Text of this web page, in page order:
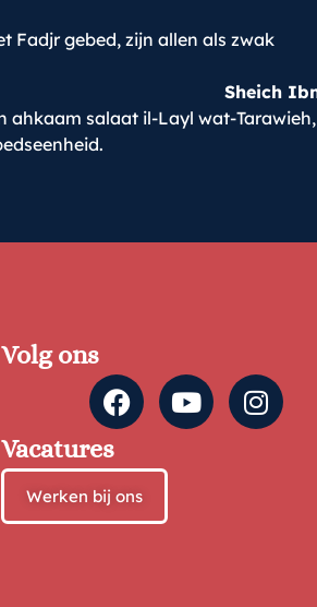
Fadjr gebed, zijn allen als zwak
Sheich
ahkaam salaat il-Layl wat-Tarawieh,
Volg ons
Vacatures
Werken bij ons